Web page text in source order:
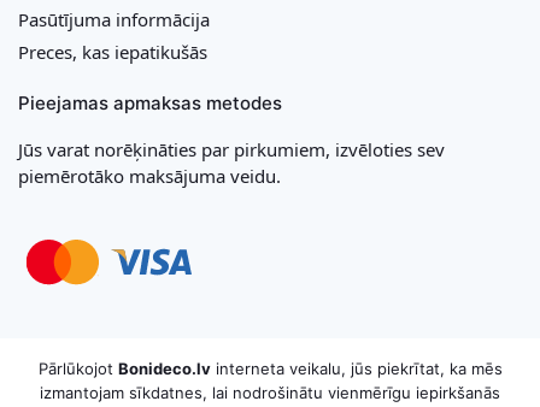
Pasūtījuma informācija
Preces, kas iepatikušās
Pieejamas apmaksas metodes
Jūs varat norēķināties par pirkumiem, izvēloties sev
piemērotāko maksājuma veidu.
Pārlūkojot Bonideco.lvinterneta veikalu, jūs piekrītat, ka mēs
izmantojam sīkdatnes, lai nodrošinātu vienmērīgu iepirkšanās